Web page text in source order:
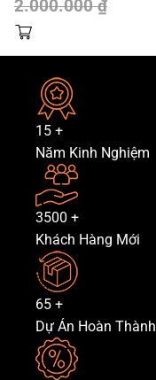
2.000.000₫
Giá
gốc
là:
2.000.000 ₫.
Giá
hiện
tại
1.480.000 ₫.
15 +
Năm Kinh Nghiệm
3500 +
Khách Hàng Mới
65 +
Dự Án Hoàn Thành